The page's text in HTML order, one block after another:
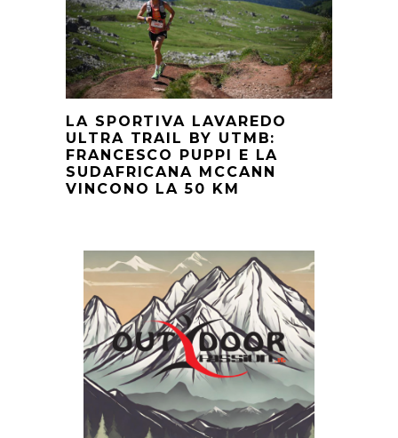
LA SPORTIVA LAVAREDO
ULTRA TRAIL BY UTMB:
FRANCESCO PUPPI E LA
SUDAFRICANA MCCANN
VINCONO LA 50 KM